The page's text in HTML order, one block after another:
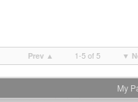
Prev ▲ 1-5 of 5 ▼
My